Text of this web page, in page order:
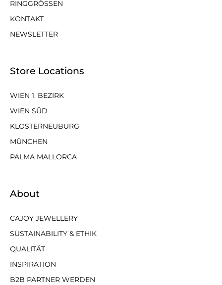
RINGGRÖSSEN
KONTAKT
NEWSLETTER
Store Locations
WIEN 1. BEZIRK
WIEN SÜD
KLOSTERNEUBURG
MÜNCHEN
PALMA MALLORCA
About
CAJOY JEWELLERY
SUSTAINABILITY & ETHIK
QUALITÄT
INSPIRATION
B2B PARTNER WERDEN